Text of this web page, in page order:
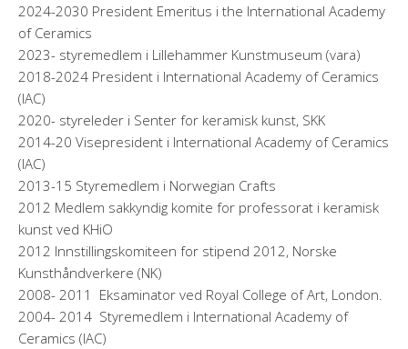
2024-2030 President Emeritus i the International Academy
of Ceramics
2023- styremedlem i Lillehammer Kunstmuseum (vara)
2018-2024 President i International Academy of Ceramics
(IAC)
2020- styreleder i Senter for keramisk kunst, SKK
2014-20 Visepresident i International Academy of Ceramics
(IAC)
2013-15 Styremedlem i Norwegian Crafts
2012 Medlem sakkyndig komite for professorat i keramisk
kunst ved KHiO
2012 Innstillingskomiteen for stipend 2012, Norske
Kunsthåndverkere (NK)
2008- 2011 Eksaminator ved Royal College of Art, London.
2004- 2014 Styremedlem i International Academy of
Ceramics (IAC)